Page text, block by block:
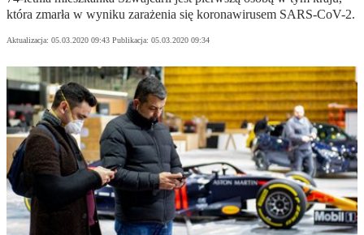
która zmarła w wyniku zarażenia się koronawirusem SARS-CoV-2.
Aktualizacja: 05.03.2020 09:43 Publikacja: 05.03.2020 09:34